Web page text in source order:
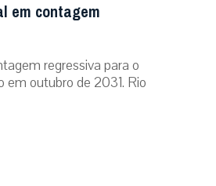
em contagem
regressiva para o
em outubro de 2031. Rio